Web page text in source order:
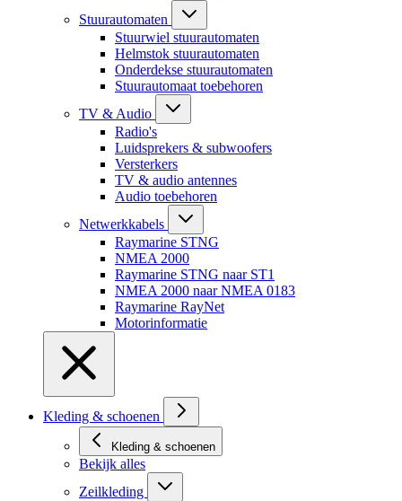
Stuurautomaten
Stuurwiel stuurautomaten
Helmstok stuurautomaten
Onderdekse stuurautomaten
Stuurautomaat toebehoren
TV & Audio
Radio's
Luidsprekers & subwoofers
Versterkers
TV & audio antennes
Audio toebehoren
Netwerkkabels
Raymarine STNG
NMEA 2000
Raymarine STNG naar ST1
NMEA 2000 naar NMEA 0183
Raymarine RayNet
Motorinformatie
Kleding & schoenen
Kleding & schoenen
Bekijk alles
Zeilkleding